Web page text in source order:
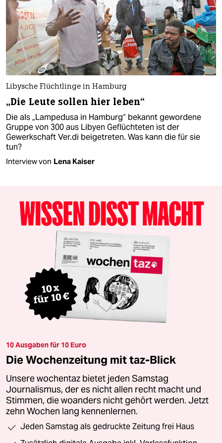
Libysche Flüchtlinge in Hamburg
„Die Leute sollen hier leben“
Die als „Lampedusa in Hamburg“ bekannt gewordene
Gruppe von 300 aus Libyen Geflüchteten ist der
Gewerkschaft Ver.di beigetreten. Was kann die für sie
tun?
Interview von Lena Kaiser
10 Ausgaben für 10 Euro
Die Wochenzeitung mit taz-Blick
Unsere wochentaz bietet jeden Samstag
Journalismus, der es nicht allen recht macht und
Stimmen, die woanders nicht gehört werden. Jetzt
zehn Wochen lang kennenlernen.
Jeden Samstag als gedruckte Zeitung frei Haus